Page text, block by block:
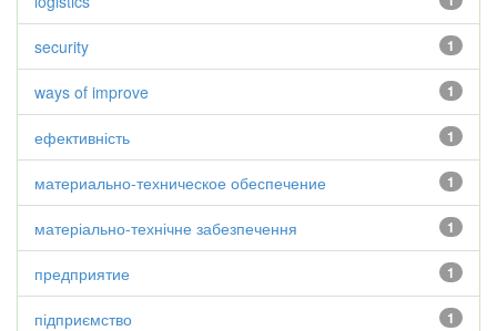
1
security
1
ways of improve
1
ефективність
1
материально-техническое обеспечение
1
матеріально-технічне забезпечення
1
предприятие
1
підприємство